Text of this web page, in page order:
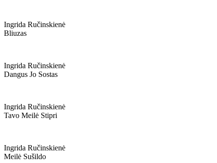
Ingrida Ručinskienė
Bliuzas
Ingrida Ručinskienė
Dangus Jo Sostas
Ingrida Ručinskienė
Tavo Meilė Stipri
Ingrida Ručinskienė
Meilė Sušildo